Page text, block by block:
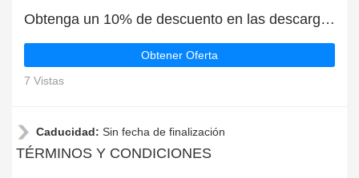
Obtenga un 10% de descuento en las descargas de la aplicación Bionic
Obtener Oferta
7 Vistas
Caducidad: Sin fecha de finalización
TÉRMINOS Y CONDICIONES